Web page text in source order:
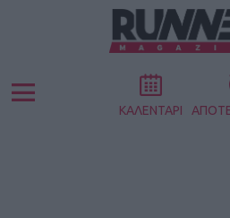
Menu ΚΑΛΕΝΤΑΡΙ